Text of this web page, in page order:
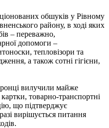
обшуків у Рівному
району, в ході яких
– переважно,
допомоги –
тепловізори та
а також сотні гігієни,
вилучили майже
товарно-транспортні
що підтверджує
вирішується питання